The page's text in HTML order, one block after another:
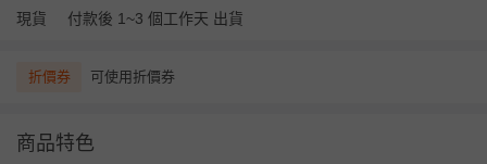
現貨 付款後 1~3 個工作天 出貨
折價券 可使用折價券
商品特色